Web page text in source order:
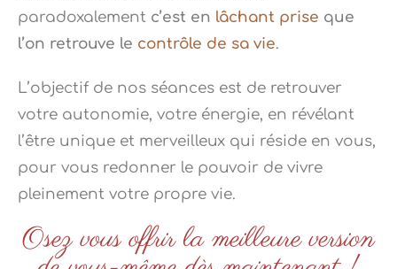
paradoxalement c’est en lâchant prise que
l’on retrouve le contrôle de sa vie.
L’objectif de nos séances est de retrouver
votre autonomie, votre énergie, en révélant
l’être unique et merveilleux qui réside en vous,
pour vous redonner le pouvoir de vivre
pleinement votre propre vie.
Osez vous offrir la meilleure version